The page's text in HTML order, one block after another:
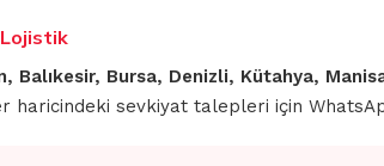
Lojistik
Balıkesir, Bursa, Denizli, Kütahya,
haricindeki sevkiyat talepleri için